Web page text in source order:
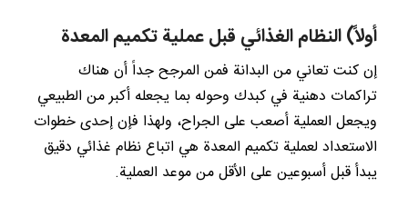
أولاً) النظام الغذائي قبل عملية تكميم المعدة
إن كنت تعاني من البدانة فمن المرجح جداً أن هناك
تراكمات دهنية في كبدك وحوله بما يجعله أكبر من الطبيعي
ويجعل العملية أصعب على الجراح، ولهذا فإن إحدى خطوات
الاستعداد لعملية تكميم المعدة هي اتباع نظام غذائي دقيق
يبدأ قبل أسبوعين على الأقل من موعد العملية.